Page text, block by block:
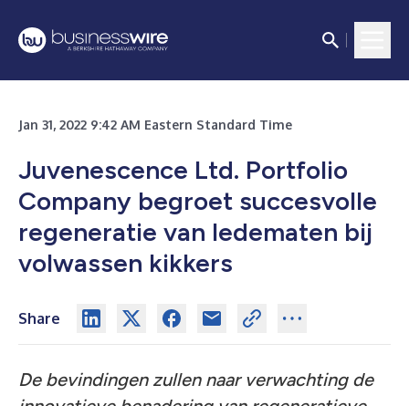
Jan 31, 2022 9:42 AM Eastern Standard Time
Juvenescence Ltd. Portfolio
Company begroet succesvolle
regeneratie van ledematen bij
volwassen kikkers
Share
De bevindingen zullen naar verwachting de